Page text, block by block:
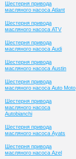
Шестерня привода
масляного насоса Atlant
Шестерня привода
масляного насоса ATV
Шестерня привода
масляного насоса Audi
Шестерня привода
масляного насоса Austin
Шестерня привода
масляного насоса Auto Moto
Шестерня привода
масляного насоса
Autobianchi
Шестерня привода
масляного насоса Ayats
Шестерня привода
масляного насоса Azel